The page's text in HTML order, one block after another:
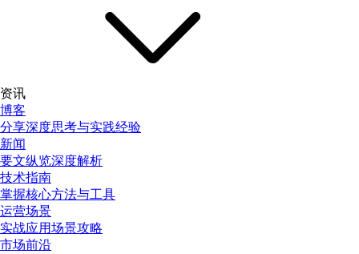
资讯
博客
分享深度思考与实践经验
新闻
要文纵览深度解析
技术指南
掌握核心方法与工具
运营场景
实战应用场景攻略
市场前沿